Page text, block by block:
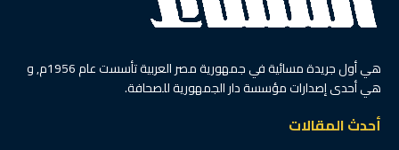
هي أول جريدة مسائية في جمهورية مصر العربية تأسست عام 1956م, و
هي أحدى إصدارات مؤسسة دار الجمهورية للصحافة.
أحدث المقالات